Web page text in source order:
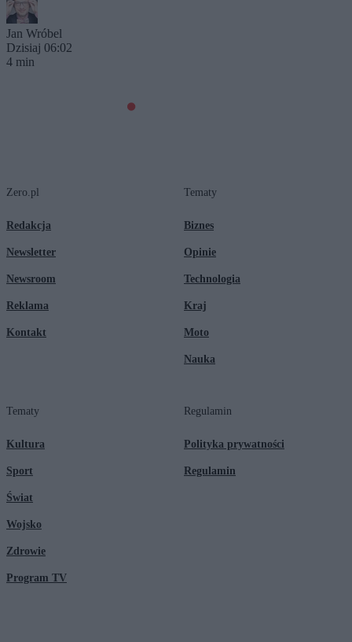
Jan Wróbel
Dzisiaj 06:02
4 min
Zero.pl
Redakcja
Newsletter
Newsroom
Reklama
Kontakt
Tematy
Biznes
Opinie
Technologia
Kraj
Moto
Nauka
Tematy
Kultura
Sport
Świat
Wojsko
Zdrowie
Program TV
Regulamin
Polityka prywatności
Regulamin